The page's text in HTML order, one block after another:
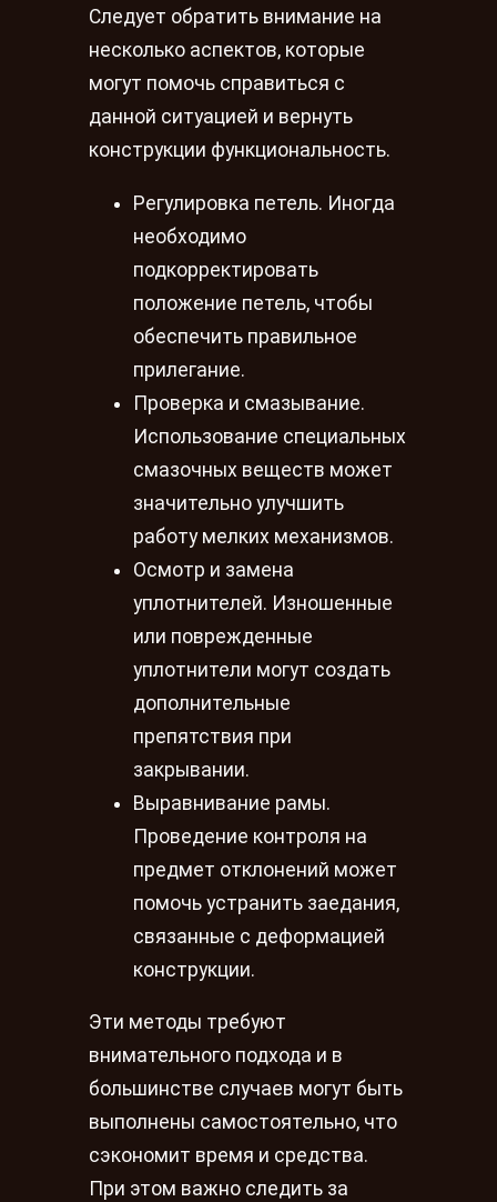
Следует обратить внимание на
несколько аспектов, которые
могут помочь справиться с
данной ситуацией и вернуть
конструкции функциональность.
Регулировка петель. Иногда
необходимо
подкорректировать
положение петель, чтобы
обеспечить правильное
прилегание.
Проверка и смазывание.
Использование специальных
смазочных веществ может
значительно улучшить
работу мелких механизмов.
Осмотр и замена
уплотнителей. Изношенные
или поврежденные
уплотнители могут создать
дополнительные
препятствия при
закрывании.
Выравнивание рамы.
Проведение контроля на
предмет отклонений может
помочь устранить заедания,
связанные с деформацией
конструкции.
Эти методы требуют
внимательного подхода и в
большинстве случаев могут быть
выполнены самостоятельно, что
сэкономит время и средства.
При этом важно следить за